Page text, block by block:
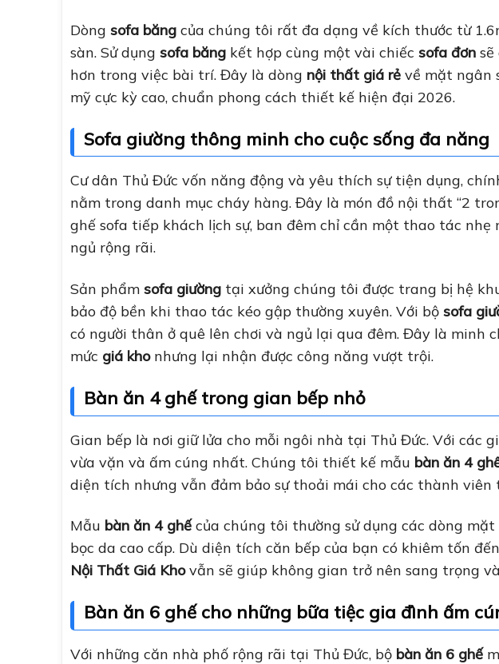
Dòng sofa băng của chúng tôi rất đa dạng về kích thước từ
sàn. Sử dụng sofa băng kết hợp cùng một vài chiếc sofa đơn
hơn trong việc bài trí. Đây là dòng nội thất giá rẻ về mặt ngân
mỹ cực kỳ cao, chuẩn phong cách thiết kế hiện đại 2026.
Sofa giường thông minh cho cuộc sống đa năng
Cư dân Thủ Đức vốn năng động và yêu thích sự tiện dụng,
nằm trong danh mục cháy hàng. Đây là món đồ nội thất “2
ghế sofa tiếp khách lịch sự, ban đêm chỉ cần một thao tác nhẹ
ngủ rộng rãi.
Sản phẩm sofa giường tại xưởng chúng tôi được trang bị hệ
bảo độ bền khi thao tác kéo gập thường xuyên. Với bộ sofa
có người thân ở quê lên chơi và ngủ lại qua đêm. Đây là minh
mức giá khonhưng lại nhận được công năng vượt trội.
Bàn ăn 4 ghế trong gian bếp nhỏ
Gian bếp là nơi giữ lửa cho mỗi ngôi nhà tại Thủ Đức. Với các
vừa vặn và ấm cúng nhất. Chúng tôi thiết kế mẫu bàn ăn 4
diện tích nhưng vẫn đảm bảo sự thoải mái cho các thành viên
Mẫu bàn ăn 4 ghếcủa chúng tôi thường sử dụng các dòng
bọc da cao cấp. Dù diện tích căn bếp của bạn có khiêm tốn
Nội Thất Giá Khovẫn sẽ giúp không gian trở nên sang trọng
Bàn ăn 6 ghế cho những bữa tiệc gia đình ấm
Với những căn nhà phố rộng rãi tại Thủ Đức, bộ bàn ăn 6 ghế